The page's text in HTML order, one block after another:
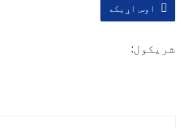
دقیق ډول تنظیم کیدی شي
وسیلو یا تجهیزاتو
ولري.
اوس اړیکه
شریکول: